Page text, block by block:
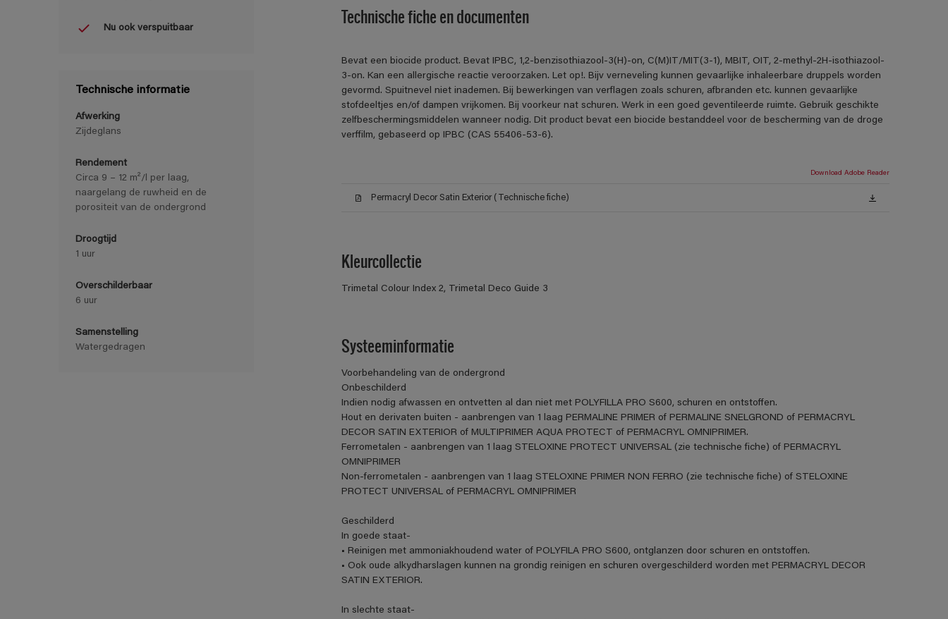
Nu ook verspuitbaar
Technische informatie
Afwerking
Zijdeglans
Rendement
Circa 9 – 12 m²/l per laag,
naargelang de ruwheid en de
porositeit van de ondergrond
Droogtijd
1 uur
Overschilderbaar
6 uur
Samenstelling
Watergedragen
Technische fiche en documenten
Bevat een biocide product. Bevat IPBC, 1,2-benzisothiazool-3(H)-on, C(M)IT/MIT(3-1), MBIT, OIT, 2-methyl-2H-isothiazool-
3-on. Kan een allergische reactie veroorzaken. Let op!. Bijv verneveling kunnen gevaarlijke inhaleerbare druppels worden
gevormd. Spuitnevel niet inademen. Bij bewerkingen van verflagen zoals schuren, afbranden etc. kunnen gevaarlijke
stofdeeltjes en/of dampen vrijkomen. Bij voorkeur nat schuren. Werk in een goed geventileerde ruimte. Gebruik geschikte
zelfbeschermingsmiddelen wanneer nodig. Dit product bevat een biocide bestanddeel voor de bescherming van de droge
verffilm, gebaseerd op IPBC (CAS 55406-53-6).
Download Adobe Reader
Permacryl Decor Satin Exterior (Technische fiche)
Kleurcollectie
Trimetal Colour Index 2, Trimetal Deco Guide 3
Systeeminformatie
Voorbehandeling van de ondergrond
Onbeschilderd
Indien nodig afwassen en ontvetten al dan niet met POLYFILLA PRO S600, schuren en ontstoffen.
Hout en derivaten buiten - aanbrengen van 1 laag PERMALINE PRIMER of PERMALINE SNELGROND of PERMACRYL
DECOR SATIN EXTERIOR of MULTIPRIMER AQUA PROTECT of PERMACRYL OMNIPRIMER.
Ferrometalen - aanbrengen van 1 laag STELOXINE PROTECT UNIVERSAL (zie technische fiche) of PERMACRYL
OMNIPRIMER
Non-ferrometalen - aanbrengen van 1 laag STELOXINE PRIMER NON FERRO (zie technische fiche) of STELOXINE
PROTECT UNIVERSAL of PERMACRYL OMNIPRIMER
Geschilderd
In goede staat-
• Reinigen met ammoniakhoudend water of POLYFILA PRO S600, ontglanzen door schuren en ontstoffen.
• Ook oude alkydharslagen kunnen na grondig reinigen en schuren overgeschilderd worden met PERMACRYL DECOR
SATIN EXTERIOR.
In slechte staat-